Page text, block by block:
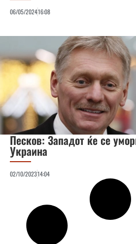
06/05/202416:08
Песков: Западот ќе се
Украина
02/10/202314:04